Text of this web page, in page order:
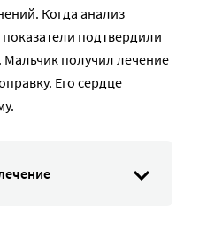
Когда анализ
подтвердили
получил лечение
Его сердце